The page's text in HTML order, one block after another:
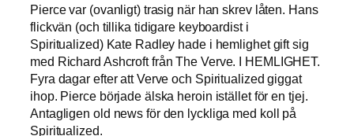
Pierce var (ovanligt) trasig när han skrev låten. Hans
flickvän (och tillika tidigare keyboardist i
Spiritualized) Kate Radley hade i hemlighet gift sig
med Richard Ashcroft från The Verve. I HEMLIGHET.
Fyra dagar efter att Verve och Spiritualized giggat
ihop. Pierce började älska heroin istället för en tjej.
Antagligen old news för den lyckliga med koll på
Spiritualized.